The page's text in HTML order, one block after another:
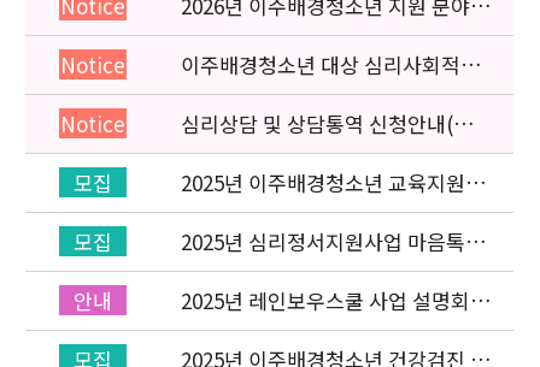
종사자 역량강화 교육 일정 안내
Notice
이주배경청소년 대상 심리사회적응
검사 연수동영상 개편 안내
Notice
심리상담 및 상담통역 신청안내(의뢰
서첨부)
모집
2025년 이주배경청소년 교육지원사
업 ‘레인보우스쿨’ 개설기관 신청 공
고
모집
2025년 심리정서지원사업 마음톡톡
상담사 선발
안내
2025년 레인보우스쿨 사업 설명회
(온라인) 안내
모집
2025년 이주배경청소년 건강검진 신